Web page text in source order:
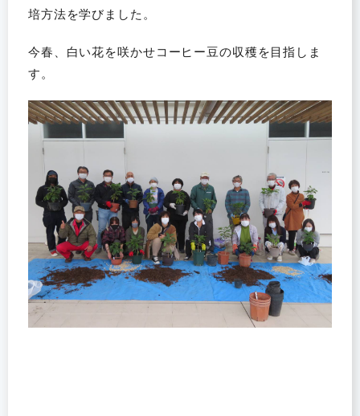
培方法を学びました。
今春、白い花を咲かせコーヒー豆の収穫を目指しま
す。